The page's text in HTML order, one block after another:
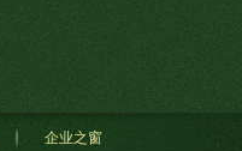
企业之窗